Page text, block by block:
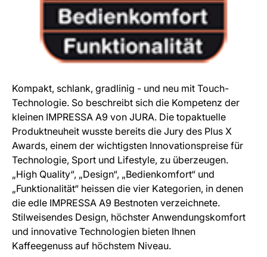
Kompakt, schlank, gradlinig - und neu mit Touch-
Technologie. So beschreibt sich die Kompetenz der
kleinen IMPRESSA A9 von JURA. Die topaktuelle
Produktneuheit wusste bereits die Jury des Plus X
Awards, einem der wichtigsten Innovationspreise für
Technologie, Sport und Lifestyle, zu überzeugen.
„High Quality“, „Design“, „Bedienkomfort“ und
„Funktionalität“ heissen die vier Kategorien, in denen
die edle IMPRESSA A9 Bestnoten verzeichnete.
Stilweisendes Design, höchster Anwendungskomfort
und innovative Technologien bieten Ihnen
Kaffeegenuss auf höchstem Niveau.